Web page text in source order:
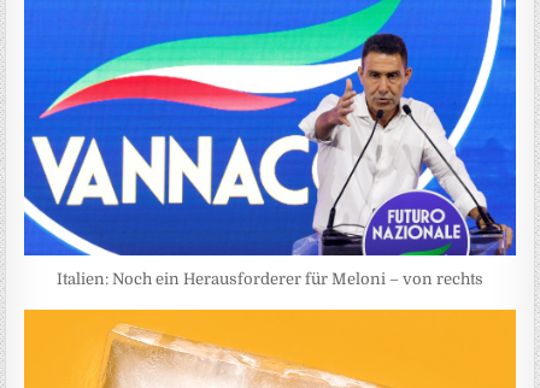
Italien: Noch ein Herausforderer für Meloni – von rechts